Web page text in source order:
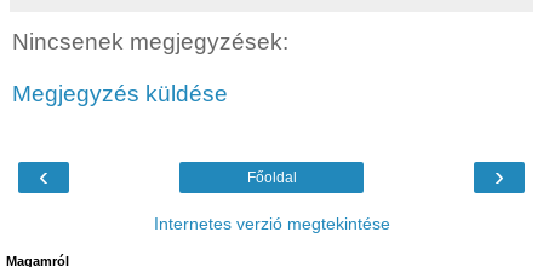
Nincsenek megjegyzések:
Megjegyzés küldése
‹ ›
Főoldal
Internetes verzió megtekintése
Magamról